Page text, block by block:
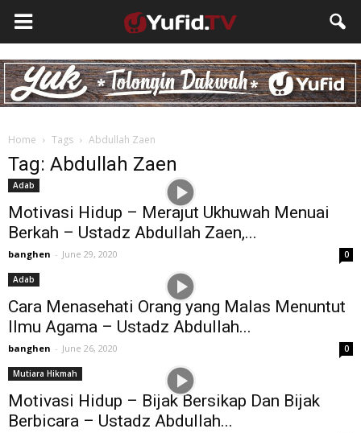
Home Tags Abdullah Zaen
Tag: Abdullah Zaen
Adab
Motivasi Hidup – Merajut Ukhuwah Menuai
Berkah – Ustadz Abdullah Zaen,...
banghen - June 29, 2020 0
Adab
Cara Menasehati Orang yang Malas Menuntut
Ilmu Agama – Ustadz Abdullah...
banghen - June 26, 2020 0
Mutiara Hikmah
Motivasi Hidup – Bijak Bersikap Dan Bijak
Berbicara – Ustadz Abdullah...